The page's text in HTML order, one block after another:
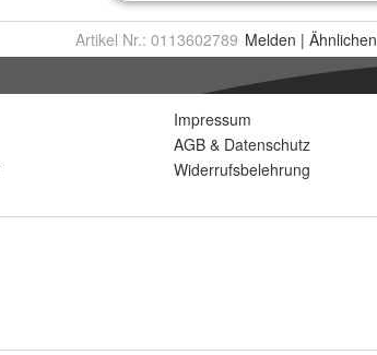
Artikel Nr.: 0113602789 Melden | Ähnlichen
Impressum
AGB & Datenschutz
Widerrufsbelehrung